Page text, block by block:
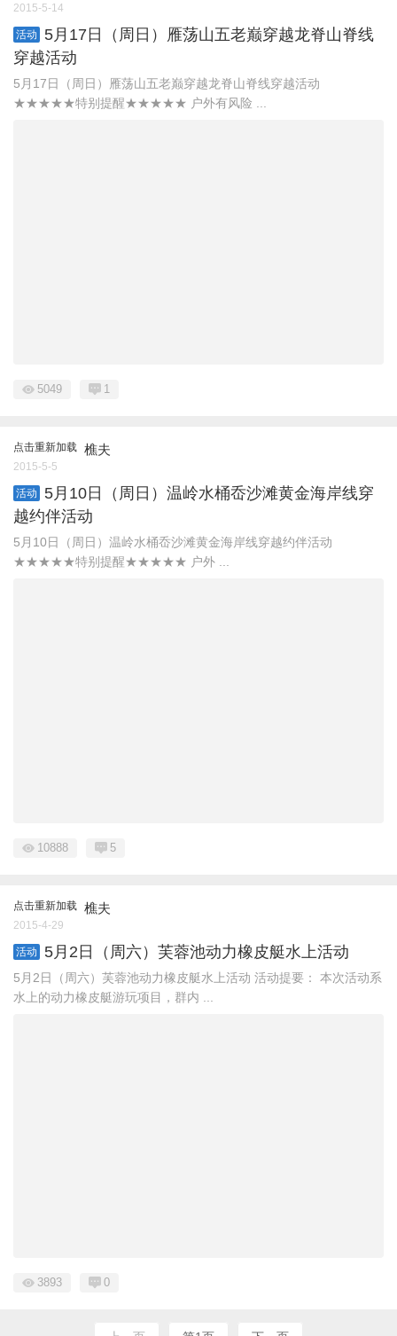
2015-5-14
活动
5月17日（周日）雁荡山五老巅穿越龙脊山脊线
穿越活动
5月17日（周日）雁荡山五老巅穿越龙脊山脊线穿越活动
★★★★★特别提醒★★★★★ 户外有风险 ...
5049 1
点击重新加载 樵夫
2015-5-5
活动
5月10日（周日）温岭水桶岙沙滩黄金海岸线穿
越约伴活动
5月10日（周日）温岭水桶岙沙滩黄金海岸线穿越约伴活动
★★★★★特别提醒★★★★★ 户外 ...
10888 5
点击重新加载 樵夫
2015-4-29
活动 5月2日（周六）芙蓉池动力橡皮艇水上活动
5月2日（周六）芙蓉池动力橡皮艇水上活动 活动提要： 本次活动系
水上的动力橡皮艇游玩项目，群内 ...
3893 0